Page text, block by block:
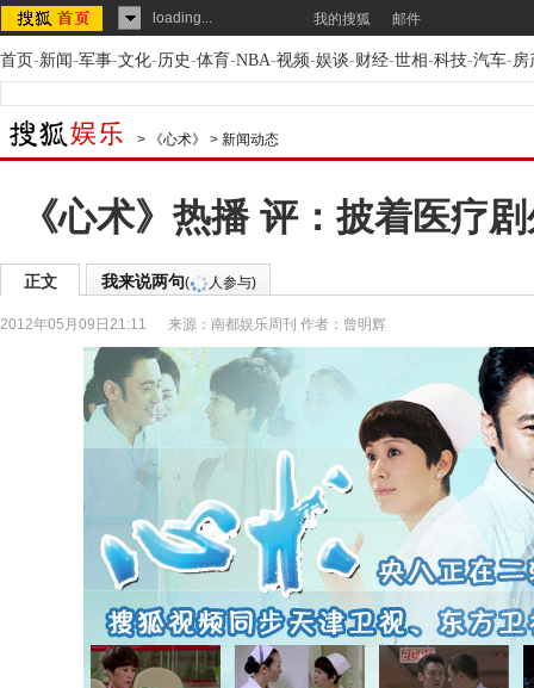
loading... 我的搜狐 邮件
首页-新闻-军事-文化-历史-体育-NBA-视频-娱谈-财经-世相-科技-汽车-房
> 《心术》 > 新闻动态
《心术》热播 评：披着医疗
正文 我来说两句( 人参与)
2012年05月09日21:11 来源： 南都娱乐周刊 作者：曾明辉